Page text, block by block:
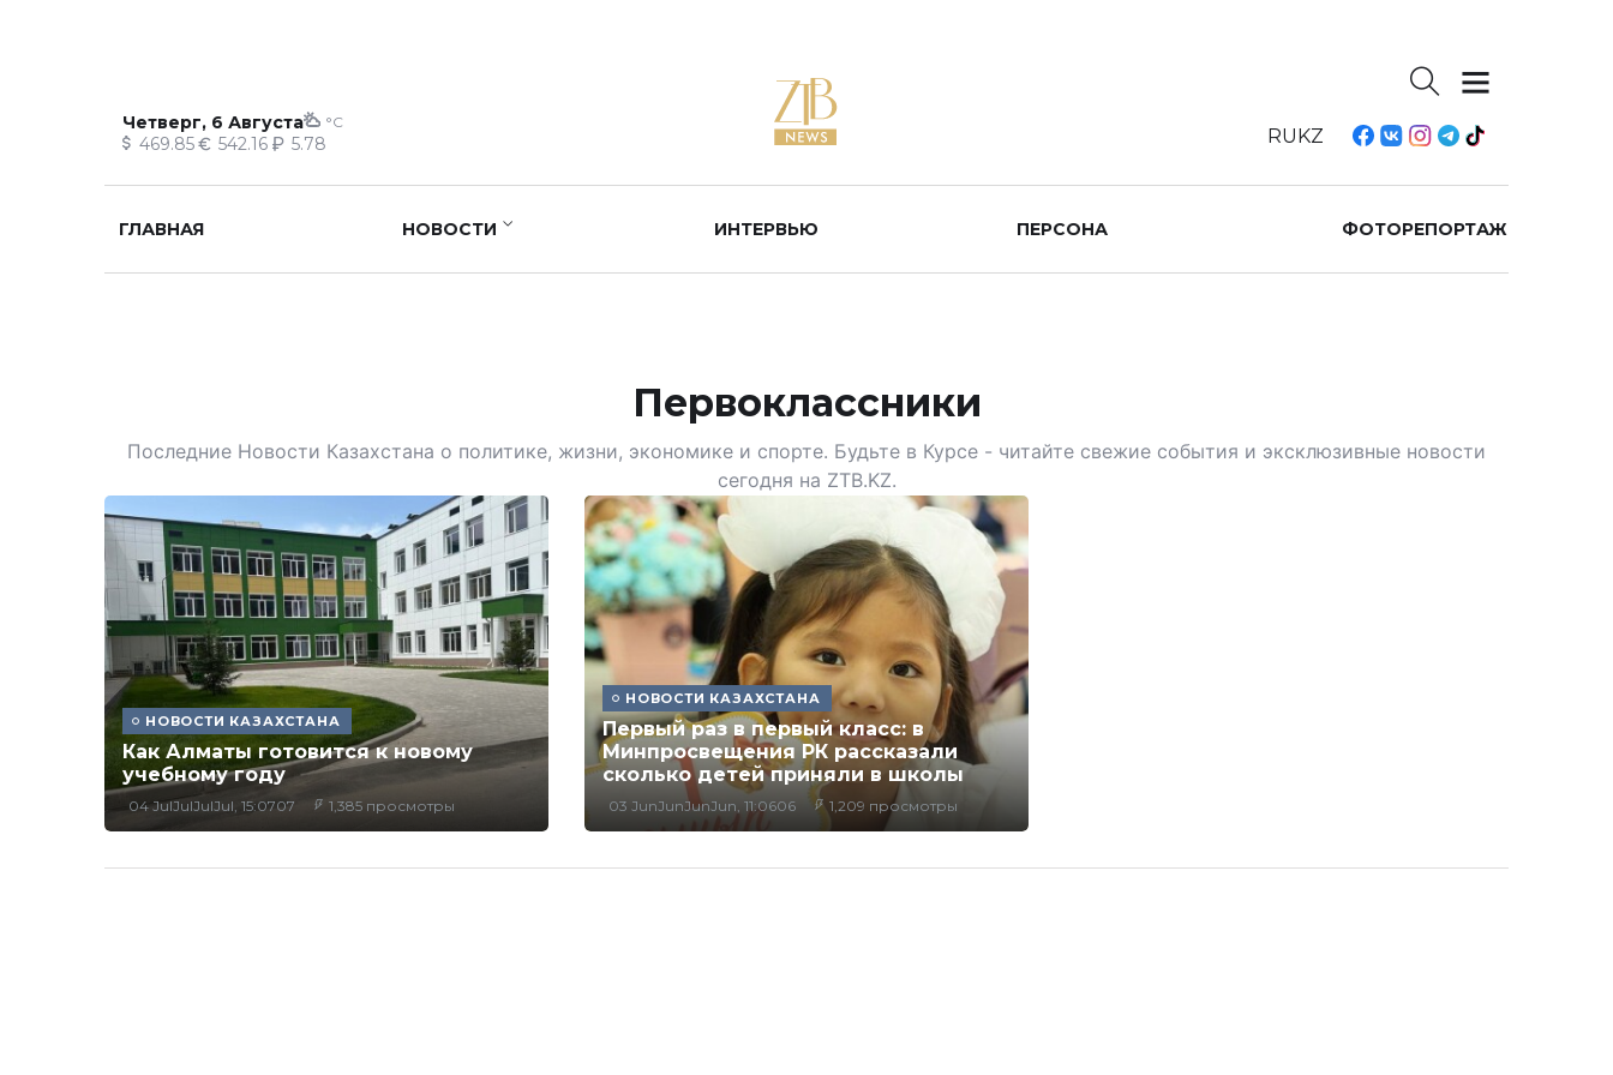
Четверг, 6 Августа °C
469.85 542.16 5.78 RUKZ
ГЛАВНАЯ НОВОСТИ ИНТЕРВЬЮ ПЕРСОНА ФОТОРЕПОРТАЖ
Первоклассники
Последние Новости Казахстана о политике, жизни, экономике и спорте. Будьте в Курсе - читайте свежие события и эксклюзивные новости
сегодня на ZTB.KZ.
НОВОСТИ КАЗАХСТАНА
Как Алматы готовится к новому
учебному году
04 JulJulJulJul, 15:0707 1,385 просмотры
НОВОСТИ КАЗАХСТАНА
Первый раз в первый класс: в
Минпросвещения РК рассказали
сколько детей приняли в школы
03 JunJunJunJun, 11:0606 1,209 просмотры